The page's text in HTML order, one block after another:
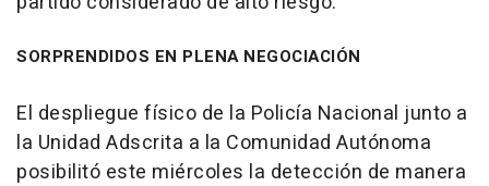
SORPRENDIDOS EN PLENA NEGOCIACIÓN
El despliegue físico de la Policía Nacional junto a
la Unidad Adscrita a la Comunidad Autónoma
posibilitó este miércoles la detección de manera